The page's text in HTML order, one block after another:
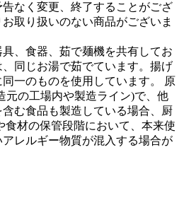
なく変更、終了することがござ
取り扱いのない商品がございま
、食器、茹で麺機を共有してお
同じお湯で茹でています。揚げ
一のものを使用しています。 原
元の工場内や製造ライン)で、他
む食品も製造している場合、厨
食材の保管段階において、本来使
レルギー物質が混入する場合が